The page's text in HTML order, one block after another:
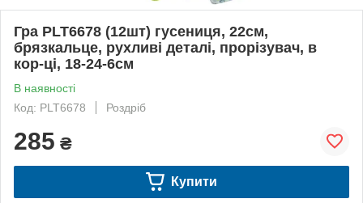
Гра PLT6678 (12шт) гусениця, 22см,
брязкальце, рухливі деталі, прорізувач, в
кор-ці, 18-24-6см
В наявності
Код: PLT6678
Роздріб
285 ₴
Купити